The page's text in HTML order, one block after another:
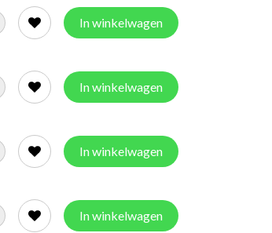
In winkelwagen
In winkelwagen
In winkelwagen
In winkelwagen